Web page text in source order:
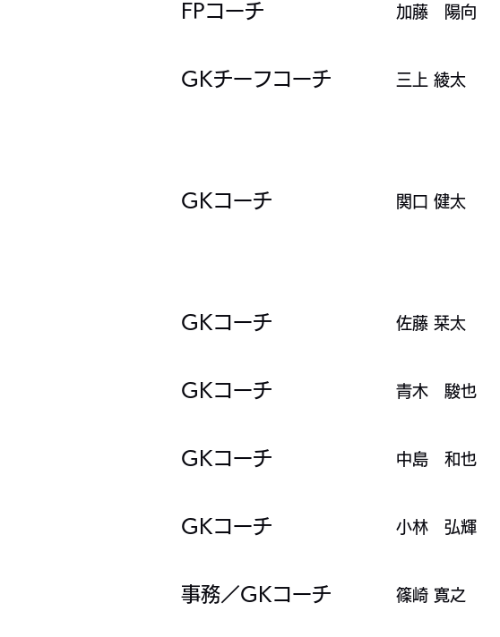
​​FPコーチ ​​加藤 陽向
​GKチーフコーチ 三上 綾太
GKコーチ ​​関口 健太
GKコーチ 佐藤 栞太
GKコーチ ​​青木 駿也
​​GKコーチ ​​中島 和也
​​GKコーチ ​​小林 弘輝
事務／GKコーチ ​​篠崎 寛之